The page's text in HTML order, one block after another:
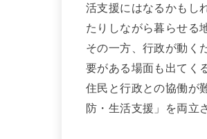
活支援にはなるかもし
たりしながら暮らせる
その一方、行政が動く
要がある場面も出てく
住民と行政との協働が
防・生活支援」を両立